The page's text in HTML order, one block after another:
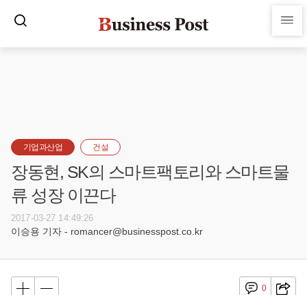
기업과산업 건설
장동현, SK의 스마트팩토리와 스마트물
류 성장 이끈다
2017-03-27 14:49:26
이승용 기자 - romancer@businesspost.co.kr
0